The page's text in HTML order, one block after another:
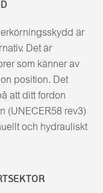
är
Det är
som känner av
position. Det
att ditt fordon
(UNECER58 rev3)
och hydrauliskt